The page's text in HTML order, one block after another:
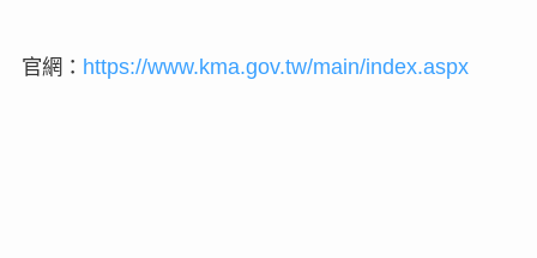
官網： https://www.kma.gov.tw/main/index.aspx